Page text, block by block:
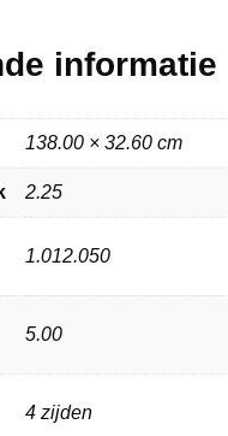
informatie
138.00 × 32.60 cm
2.25
1.012.050
5.00
4 zijden